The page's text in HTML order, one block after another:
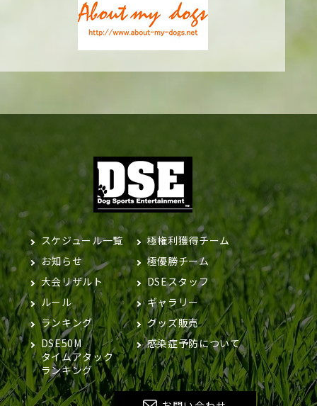
スケジュール一覧
お知らせ
大会リザルト
ルール
ランキング
DSE50M
タイムアタック
ランキング
極権利獲得チーム
極優勝チーム
DSEスタッフ
ギャラリー
グッズ販売
感染症予防について